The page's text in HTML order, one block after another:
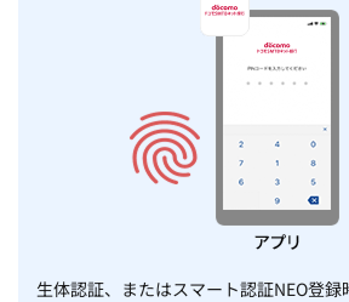
生体認証、またはスマート認証NEO登